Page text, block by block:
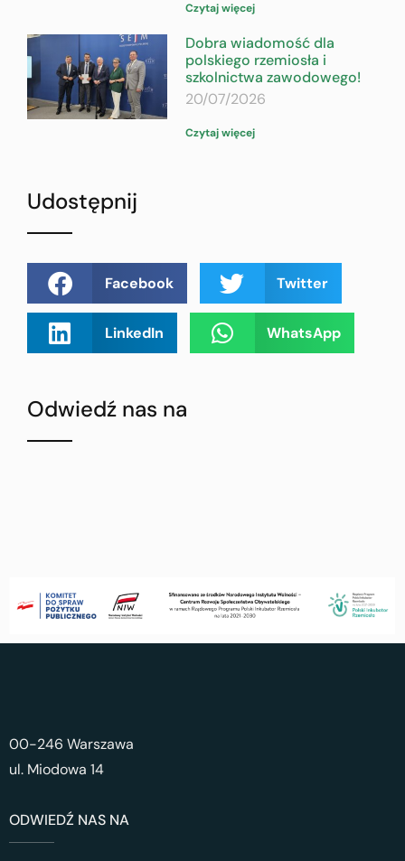
Czytaj więcej
Dobra wiadomość dla
polskiego rzemiosła i
szkolnictwa zawodowego!
20/07/2026
Czytaj więcej
Udostępnij
Facebook Twitter
LinkedIn WhatsApp
Odwiedź nas na
00-246 Warszawa
ul. Miodowa 14
ODWIEDŹ NAS NA